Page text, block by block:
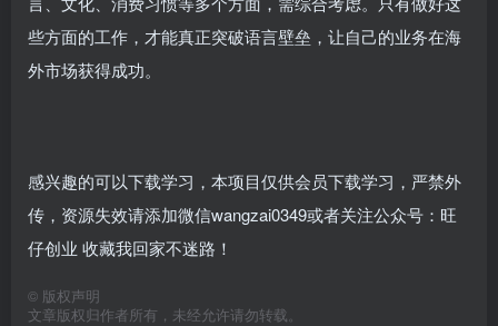
些方面的工作，才能真正突破语言壁垒，让自己的业务在海
外市场获得成功。
感兴趣的可以下载学习，本项目仅供会员下载学习，严禁外
传，资源失效请添加微信wangzai0349或者关注公众号：旺
仔创业 收藏我回家不迷路！
© 版权声明
文章版权归作者所有，未经允许请勿转载。